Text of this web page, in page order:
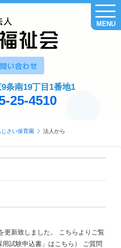
条南19丁目1番地1
25-4510
MENU
じさい保育園 法人から
更新致しました。 こちらよりご覧
試験申込書」はこちら） ご質問